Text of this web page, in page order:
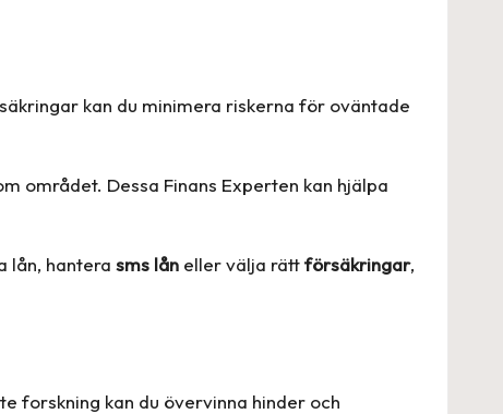
kan du minimera riskerna för oväntade
området. Dessa Finans Experten kan hjälpa
lån, hantera sms lån eller välja rättförsäkringar,
forskning kan du övervinna hinder och